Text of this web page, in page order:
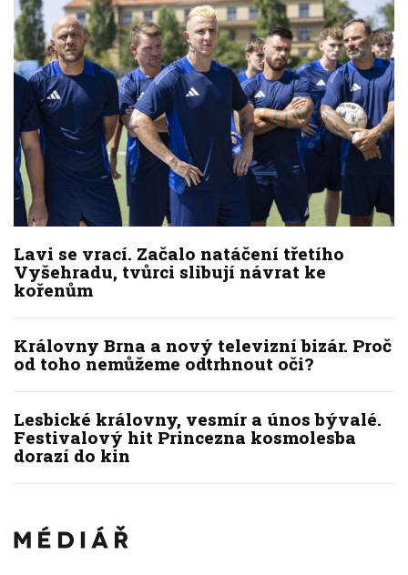
Lavi se vrací. Začalo natáčení třetího
Vyšehradu, tvůrci slibují návrat ke
kořenům
Královny Brna a nový televizní bizár. Proč
od toho nemůžeme odtrhnout oči?
Lesbické královny, vesmír a únos bývalé.
Festivalový hit Princezna kosmolesba
dorazí do kin